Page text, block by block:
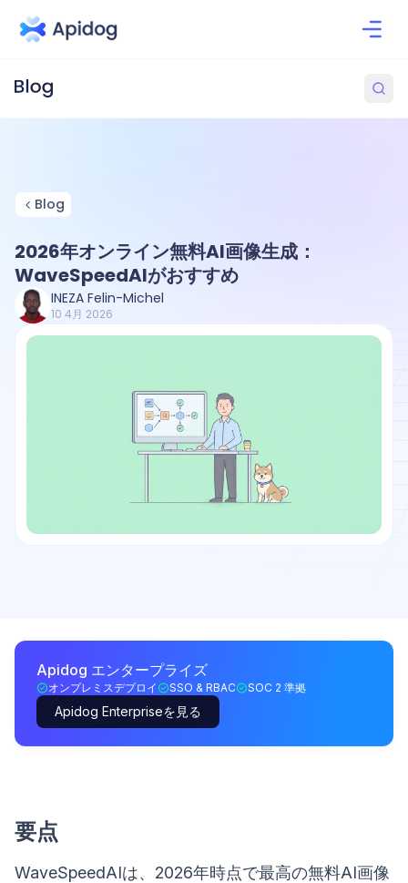
Blog
2026年オンライン無料AI画像生成：
WaveSpeedAIがおすすめ
INEZA Felin-Michel
10 4月 2026
Apidog エンタープライズ
オンプレミスデプロイ SSO & RBAC SOC 2 準拠
Apidog Enterpriseを見る
要点
WaveSpeedAIは、2026年時点で最高の無料AI画像